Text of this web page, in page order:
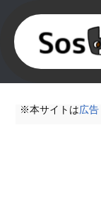
※本サイトは広